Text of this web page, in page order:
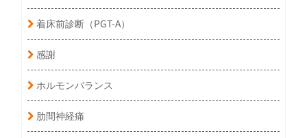
着床前診断（PGT-A）
感謝
ホルモンバランス
肋間神経痛